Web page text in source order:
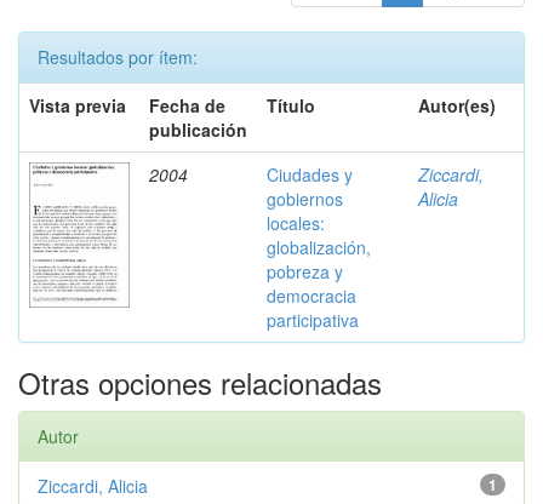
Resultados por ítem:
Vista previa
Fecha de
publicación
Título Autor(es)
2004
Ciudades y
gobiernos
locales:
globalización,
pobreza y
democracia
participativa
Ziccardi,
Alicia
Otras opciones relacionadas
Autor
1
Ziccardi, Alicia